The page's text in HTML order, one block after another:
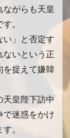
ながらも天皇
。
い」と否定す
ないという正
を捉えて嫌韓
天皇陛下訪中
で迷惑をかけ
。